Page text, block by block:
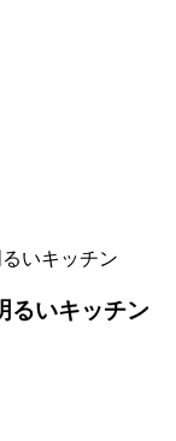
いキッチン
るいキッチン